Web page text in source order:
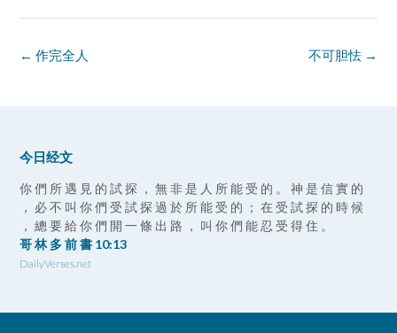
Post
不可胆怯 →
← 作完全人
今日经文
你 們 所 遇 見 的 試 探 ， 無 非 是 人 所 能 受 的 。 神 是 信 實 的
， 必 不 叫 你 們 受 試 探 過 於 所 能 受 的 ； 在 受 試 探 的 時 候
， 總 要 給 你 們 開 一 條 出 路 ， 叫 你 們 能 忍 受 得 住 。
哥 林 多 前 書 10:13
DailyVerses.net